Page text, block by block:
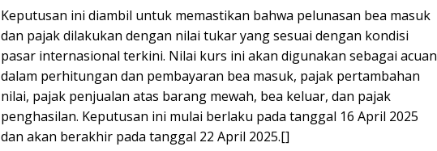
Keputusan ini diambil untuk memastikan bahwa pelunasan bea masuk
dan pajak dilakukan dengan nilai tukar yang sesuai dengan kondisi
pasar internasional terkini. Nilai kurs ini akan digunakan sebagai acuan
dalam perhitungan dan pembayaran bea masuk, pajak pertambahan
nilai, pajak penjualan atas barang mewah, bea keluar, dan pajak
penghasilan. Keputusan ini mulai berlaku pada tanggal 16 April 2025
dan akan berakhir pada tanggal 22 April 2025.[]